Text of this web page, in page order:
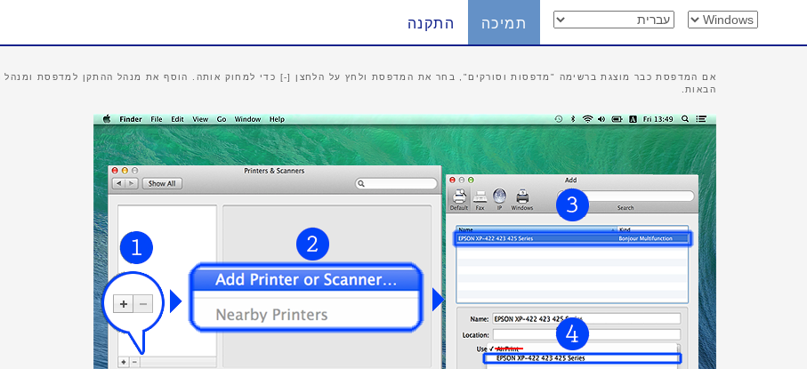
התקנה תמיכה
אם המדפסת כבר מוצגת ברשימה "מדפסות וסורקים", בחר את המדפסת ולחץ על הלחצן [-] כדי למחוק אותה. הוסף את מנהל ההתקן למדפסת ומנהל
הבאות.